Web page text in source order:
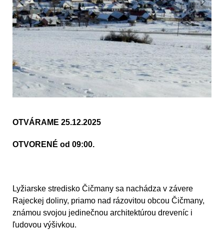
OTVÁRAME 25.12.2025
OTVORENÉ od 09:00.
Lyžiarske stredisko Čičmany sa nachádza v závere
Rajeckej doliny, priamo nad rázovitou obcou Čičmany,
známou svojou jedinečnou architektúrou dreveníc i
ľudovou výšivkou.